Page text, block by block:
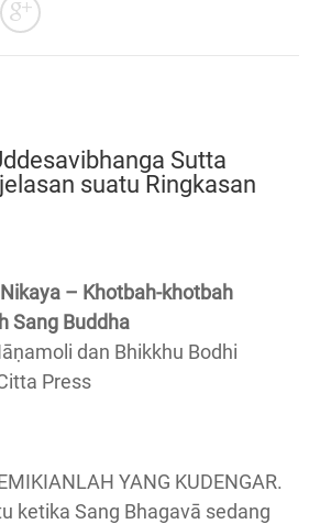
Sutta
suatu Ringkasan
– Khotbah-khotbah
Sang Buddha
dan Bhikkhu Bodhi
Press
YANG KUDENGAR.
ketika Sang Bhagavā sedang